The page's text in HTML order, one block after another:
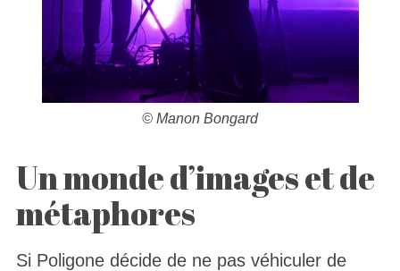
© Manon Bongard
Un monde d’images et de
métaphores
Si Poligone décide de ne pas véhiculer de